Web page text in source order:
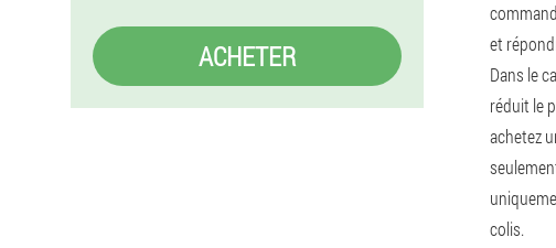
ACHETER
et
Dans le
réduit le
achetez
colis.